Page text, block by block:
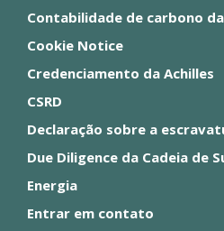
Contabilidade de carbono
Cookie Notice
Credenciamento da Achilles
CSRD
Declaração sobre a
Due Diligence da Cadeia de
Energia
Entrar em contato